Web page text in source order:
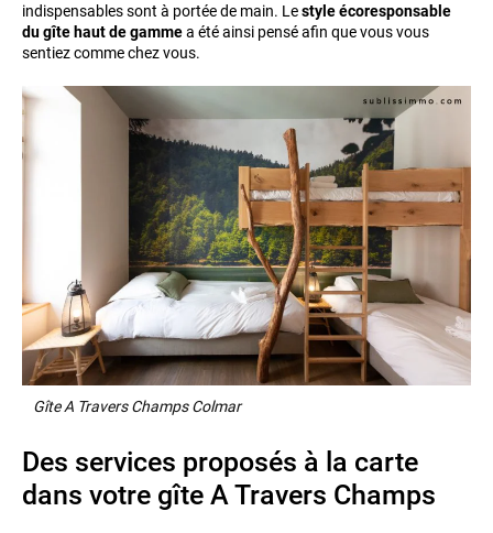
indispensables sont à portée de main. Lestyle écoresponsable
du gîte haut de gammea été ainsi pensé afin que vous vous
sentiez comme chez vous.
Gîte A Travers Champs Colmar
Des services proposés à la carte
dans votre gîte A Travers Champs